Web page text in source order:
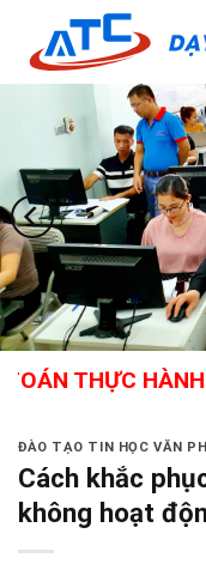
content
HÀNH THỰC
ĐÀO TẠO TIN HỌC VĂN
Cách khắc
không hoạt